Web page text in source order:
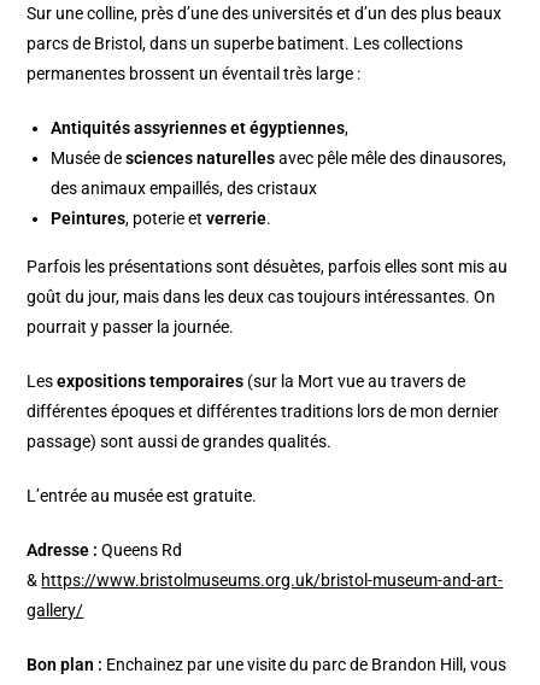
Sur une colline, près d’une des universités et d’un des plus beaux
parcs de Bristol, dans un superbe batiment. Les collections
permanentes brossent un éventail très large :
Antiquités assyriennes et égyptiennes,
Musée desciences naturellesavec pêle mêle des dinausores,
des animaux empaillés, des cristaux
Peintures, poterie et verrerie.
Parfois les présentations sont désuètes, parfois elles sont mis au
goût du jour, mais dans les deux cas toujours intéressantes. On
pourrait y passer la journée.
Lesexpositions temporaires (sur la Mort vue au travers de
différentes époques et différentes traditions lors de mon dernier
passage) sont aussi de grandes qualités.
L’entrée au musée est gratuite.
Adresse : Queens Rd
& https://www.bristolmuseums.org.uk/bristol-museum-and-art-
gallery/
Bon plan : Enchainez par une visite du parc de Brandon Hill, vous